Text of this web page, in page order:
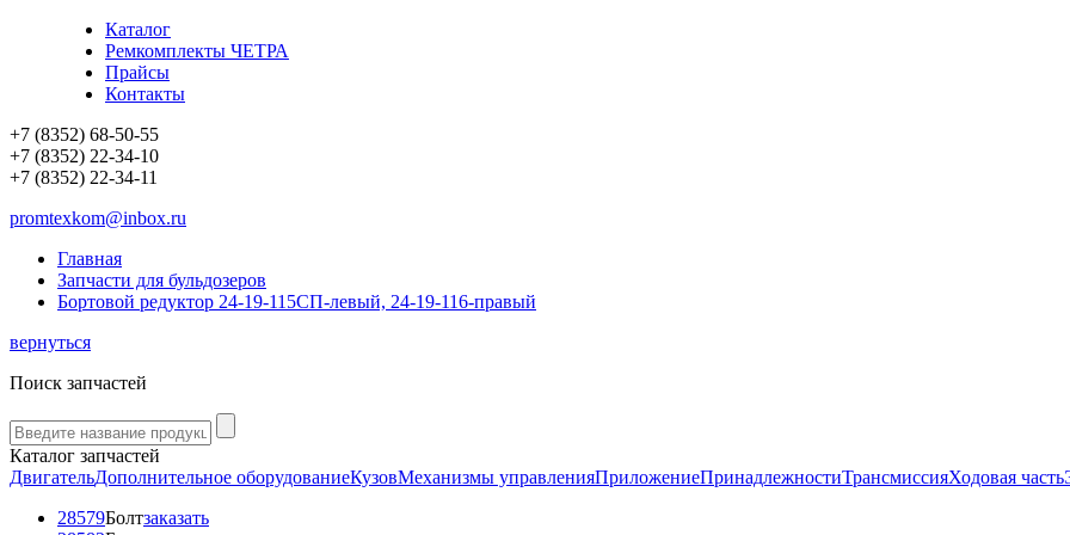
Каталог
Ремкомплекты ЧЕТРА
Прайсы
Контакты
+7 (8352) 68-50-55
+7 (8352) 22-34-10
+7 (8352) 22-34-11
promtexkom@inbox.ru
Главная
Запчасти для бульдозеров
Бортовой редуктор 24-19-115СП-левый, 24-19-116-правый
вернуться
Поиск запчастей
Каталог запчастей
ДвигательДополнительное оборудованиеКузовМеханизмы управленияПриложениеПринадлежностиТрансмиссияХодовая часть
28579Болтзаказать